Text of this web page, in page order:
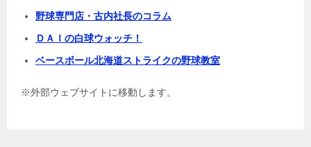
野球専門店・古内社長のコラム
ＤＡＩの白球ウォッチ！
ベースボール北海道ストライクの野球教室
※外部ウェブサイトに移動します。